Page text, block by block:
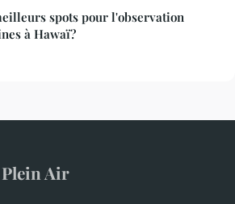
spots pour l'observation
à Hawaï?
Air